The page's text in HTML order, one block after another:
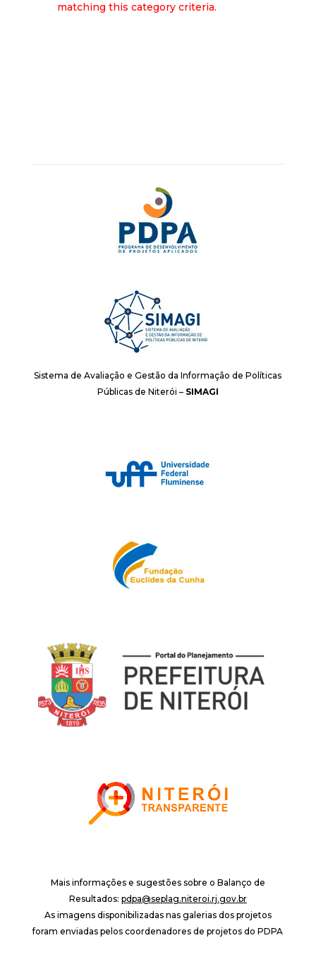
matching this category criteria.
Sistema de Avaliação e Gestão da Informação de Políticas
Públicas de Niterói – SIMAGI
Mais informações e sugestões sobre o Balanço de
Resultados: pdpa@seplag.niteroi.rj.gov.br
As imagens disponibilizadas nas galerias dos projetos
foram enviadas pelos coordenadores de projetos do PDPA